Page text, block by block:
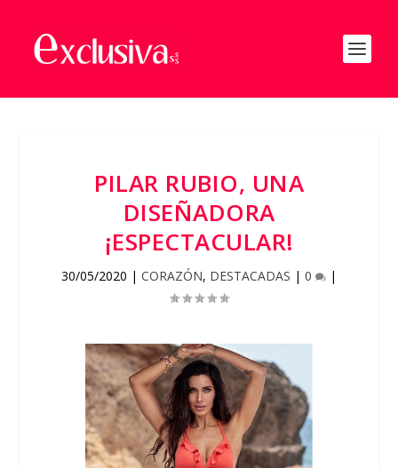
PILAR RUBIO, UNA
DISEÑADORA
¡ESPECTACULAR!
30/05/2020 | CORAZÓN, DESTACADAS | 0 |